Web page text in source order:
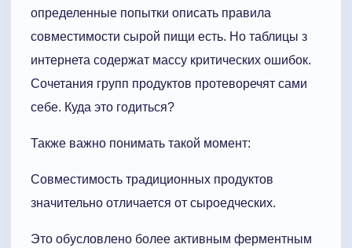
определенные попытки описать правила
совместимости сырой пищи есть. Но таблицы з
интернета содержат массу критических ошибок.
Сочетания групп продуктов протеворечят сами
себе. Куда это годиться?
Также важно понимать такой момент:
Совместимость традиционных продуктов
значительно отличается от сыроедческих.
Это обусловлено более активным ферментным